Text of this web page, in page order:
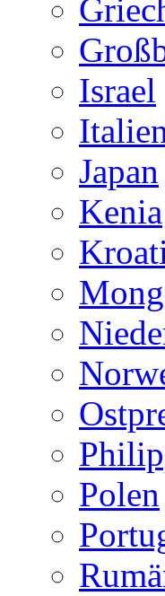
Israel
Italien
Japan
Kenia
Polen